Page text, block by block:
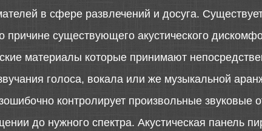
в сфере развлечений и досуга.
существующего акустического
материалы которые принимают
голоса, вокала или же музыкальной
контролирует произвольные звуковые
до нужного спектра. Акустическая панель